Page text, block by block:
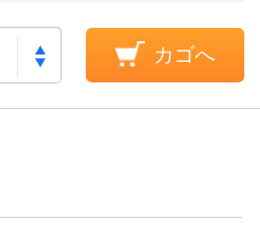
カゴへ